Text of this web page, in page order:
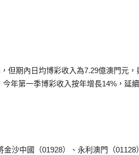
但期內日均博彩收入為7.29億澳門元，
年第一季博彩收入按年增長14%，延
沙中國（01928）、永利澳門（01128